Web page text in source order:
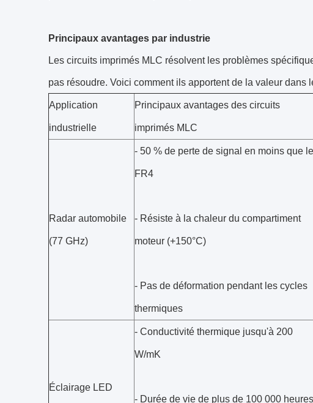
Principaux avantages par industrie
Les circuits imprimés MLC résolvent les problèmes
pas résoudre. Voici comment ils apportent de la valeur dans
Application
industrielle
Principaux avantages des circuits
imprimés MLC
Radar automobile
(77 GHz)
- 50 % de perte de signal en moins que le
FR4
- Résiste à la chaleur du compartiment
moteur (+150°C)
- Pas de déformation pendant les cycles
thermiques
Éclairage LED
- Conductivité thermique jusqu'à 200
W/mK
- Durée de vie de plus de 100 000 heures